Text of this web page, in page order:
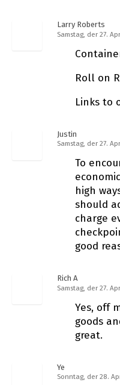
Larry Roberts
Samstag, der 27.
Roll on
Links to
Justin
Samstag, der 27.
To
high
should
charge
good
Rich A
Samstag, der 27.
Yes, off
goods
great.
Ye
Sonntag, der 28.